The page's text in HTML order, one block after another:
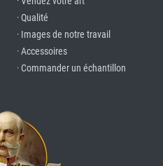
· Qualité
· Images de notre travail
· Accessoires
· Commander un échantillon